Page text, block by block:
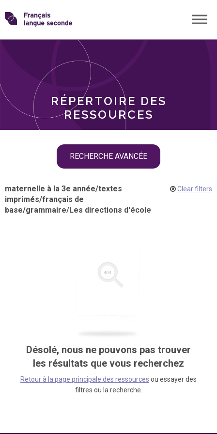
Skip
toTransformons
langue
RÉPERTOIRE DES
RESSOURCES
RECHERCHE AVANCÉE
THÈMES
maternelle à la 3e année/textes
imprimés/français de
base/grammaire/Les directions d'école
Clear filters
Désolé, nous ne pouvons pas trouver
les résultats que vous recherchez
Retour à la page principale des ressources ou essayer des
filtres ou la recherche.